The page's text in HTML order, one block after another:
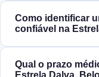
Como identificar
confiável na
Qual o prazo
Estrela Dalva,